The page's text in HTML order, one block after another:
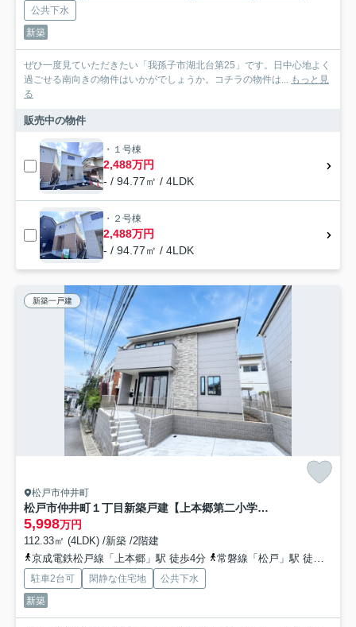
公共下水
新築
ぜひ一度見ていただきたい「我孫子市湖北台第25」です。日中心地よく
過ごせる南向きの物件はいかがでしょうか。コチラの物件は... もっと見
る
販売中の物件
・１号棟
2,488万円
- / 94.77㎡ / 4LDK
・２号棟
2,488万円
- / 94.77㎡ / 4LDK
新築一戸建
松戸市仲井町
松戸市仲井町１丁目新築戸建【上本郷第二小学校：8分】
5,998万円
112.33㎡ (4LDK) /新築 /2階建
京成電鉄松戸線「上本郷」駅 徒歩4分
常磐線「松戸」駅 徒歩29分
駐車2台可 閑静な住宅地
公共下水
新築